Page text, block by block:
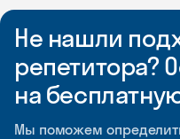
Не нашли
репетитора?
на
Мы поможем